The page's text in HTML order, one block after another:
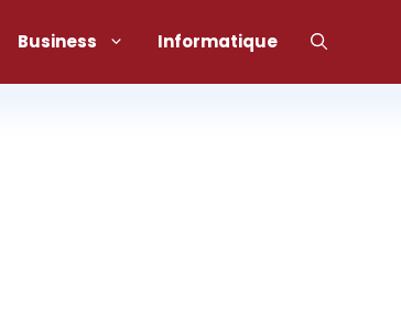
Business Informatique